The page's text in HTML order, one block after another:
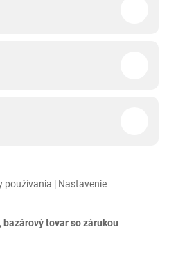
používania | Nastavenie
, bazárový tovar so zárukou